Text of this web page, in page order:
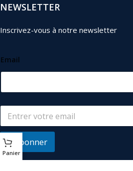
NEWSLETTER
Inscrivez-vous à notre newsletter
Email
S'abonner
Panier